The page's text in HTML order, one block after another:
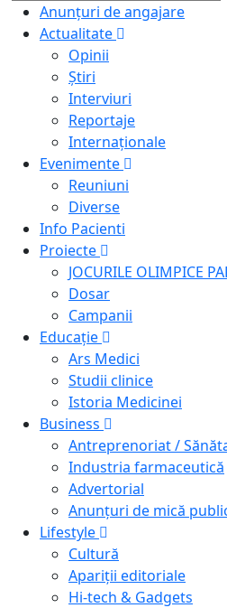
Anunțuri de angajare
Actualitate
Opinii
Știri
Interviuri
Reportaje
Internaționale
Evenimente
Reuniuni
Diverse
Info Pacienti
Proiecte
JOCURILE OLIMPICE
Dosar
Campanii
Educație
Ars Medici
Studii clinice
Istoria Medicinei
Business
Antreprenoriat /
Industria farmaceutică
Advertorial
Anunțuri de mică
Lifestyle
Cultură
Apariții editoriale
Hi-tech & Gadgets